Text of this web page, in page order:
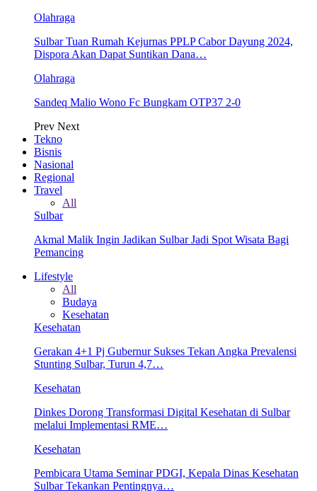
Olahraga
Sulbar Tuan Rumah Kejurnas PPLP Cabor Dayung 2024,
Dispora Akan Dapat Suntikan Dana…
Olahraga
Sandeq Malio Wono Fc Bungkam OTP37 2-0
Prev Next
Tekno
Bisnis
Nasional
Regional
Travel
All
Sulbar
Akmal Malik Ingin Jadikan Sulbar Jadi Spot Wisata Bagi
Pemancing
Lifestyle
All
Budaya
Kesehatan
Kesehatan
Gerakan 4+1 Pj Gubernur Sukses Tekan Angka Prevalensi
Stunting Sulbar, Turun 4,7…
Kesehatan
Dinkes Dorong Transformasi Digital Kesehatan di Sulbar
melalui Implementasi RME…
Kesehatan
Pembicara Utama Seminar PDGI, Kepala Dinas Kesehatan
Sulbar Tekankan Pentingnya…